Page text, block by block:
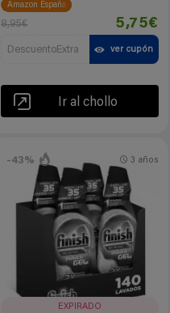
Amazon España
8,95€ 5,75€
DescuentoExtra ver cupón
Ir al chollo
-43%
EXPIRADO
3 años